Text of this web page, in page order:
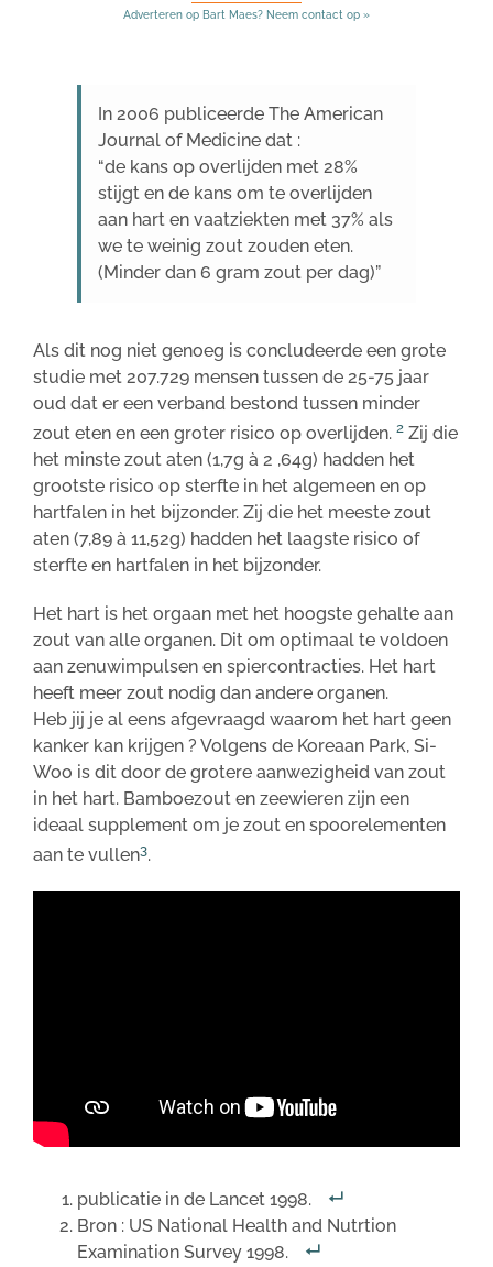
Adverteren op Bart Maes? Neem contact op »
In 2006 publiceerde The American
Journal of Medicine dat :
“de kans op overlijden met 28%
stijgt en de kans om te overlijden
aan hart en vaatziekten met 37% als
we te weinig zout zouden eten.
(Minder dan 6 gram zout per dag)”
Als dit nog niet genoeg is concludeerde een grote
studie met 207.729 mensen tussen de 25-75 jaar
oud dat er een verband bestond tussen minder
zout eten en een groter risico op overlijden. 2 Zij die
het minste zout aten (1,7g à 2 ,64g) hadden het
grootste risico op sterfte in het algemeen en op
hartfalen in het bijzonder. Zij die het meeste zout
aten (7,89 à 11,52g) hadden het laagste risico of
sterfte en hartfalen in het bijzonder.
Het hart is het orgaan met het hoogste gehalte aan
zout van alle organen. Dit om optimaal te voldoen
aan zenuwimpulsen en spiercontracties. Het hart
heeft meer zout nodig dan andere organen.
Heb jij je al eens afgevraagd waarom het hart geen
kanker kan krijgen ? Volgens de Koreaan Park, Si-
Woo is dit door de grotere aanwezigheid van zout
in het hart. Bamboezout en zeewieren zijn een
ideaal supplement om je zout en spoorelementen
aan te vullen3.
publicatie in de Lancet 1998.
Bron : US National Health and Nutrtion
Examination Survey 1998.